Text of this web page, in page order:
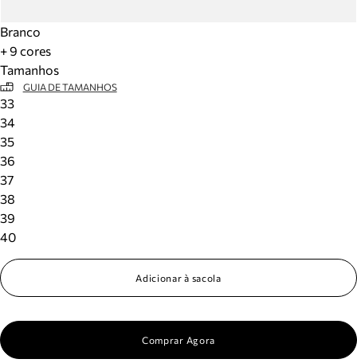
Branco
+ 9 cores
Tamanhos
GUIA DE TAMANHOS
33
34
35
36
37
38
39
40
Adicionar à sacola
Comprar Agora